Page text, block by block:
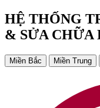
HỆ THỐNG
& SỬA CHỮA
Miền Bắc Miền Trung